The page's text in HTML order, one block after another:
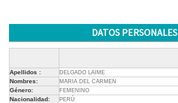
DATOS PERSONALES
Apellidos : DELGADO LAIME
Nombres: MARIA DEL CARMEN
Género: FEMENINO
Nacionalidad: PERÚ